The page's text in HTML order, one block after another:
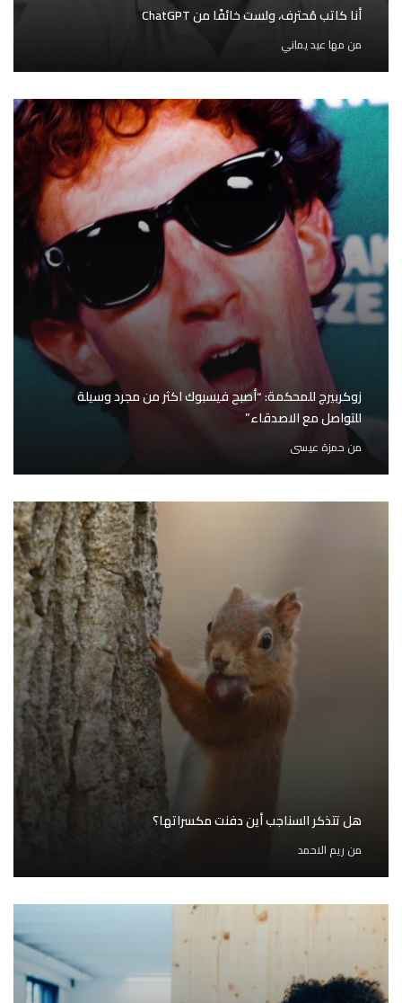
أنا كاتب مُحترف، ولست خائفًا من ChatGPT
من مها عيد يماني
زوكربيرج للمحكمة: “أصبح فيسبوك اكثر من مجرد وسيلة
للتواصل مع الاصدقاء”
من حمزة عيسى
هل تتذكر السناجب أين دفنت مكسراتها؟
من ريم الاحمد